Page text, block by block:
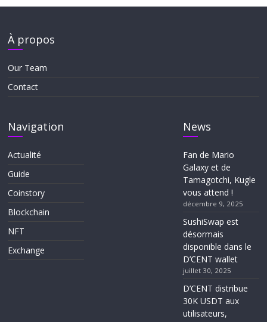
À propos
Our Team
Contact
Navigation
Actualité
Guide
Coinstory
Blockchain
NFT
Exchange
News
Fan de Mario
Galaxy et de
Tamagotchi, Kugle
vous attend !
décembre 9, 2025
SushiSwap est
désormais
disponible dans le
D’CENT wallet
juillet 30, 2025
D’CENT distribue
30K USDT aux
utilisateurs,